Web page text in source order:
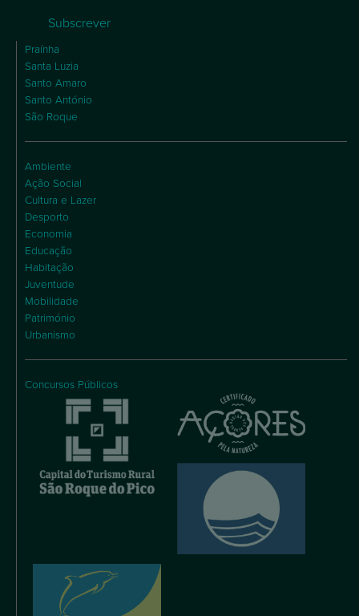
Subscrever
Praínha
Santa Luzia
Santo Amaro
Santo António
São Roque
Ambiente
Ação Social
Cultura e Lazer
Desporto
Economia
Educação
Habitação
Juventude
Mobilidade
Património
Urbanismo
Concursos Públicos